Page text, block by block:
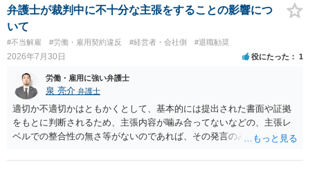
をお勧めします。 ・事務所側の解除でも、解除理由によってはタレン
ト側に損害賠償が発生する建付けになっていることはあります。ただ
し、事務所側が一方的に解除したのにタレントへ違約金を課す設計
は、合理性や対価性を欠くとして争いやすいです。逆に、タレント側
の重大な契約違反がある場合は、実損害の範囲で請求される可能性は
あります。
弁護士が裁判中に不十分な主張をすることの影響につ
いて
#不当解雇 #労働・雇用契約違反 #経営者・会社側 #退職勧奨
2026年7月30日 役にたった 1
労働・雇用に強い弁護士
泉 亮介 弁護士
適切か不適切かはともかくとして、基本的には提出された書面や証拠
をもとに判断されるため、主張内容が噛み合ってないなどの、主張レ
ベルでの整合性の無さ等がないのであれば、その発言のみで大きく不